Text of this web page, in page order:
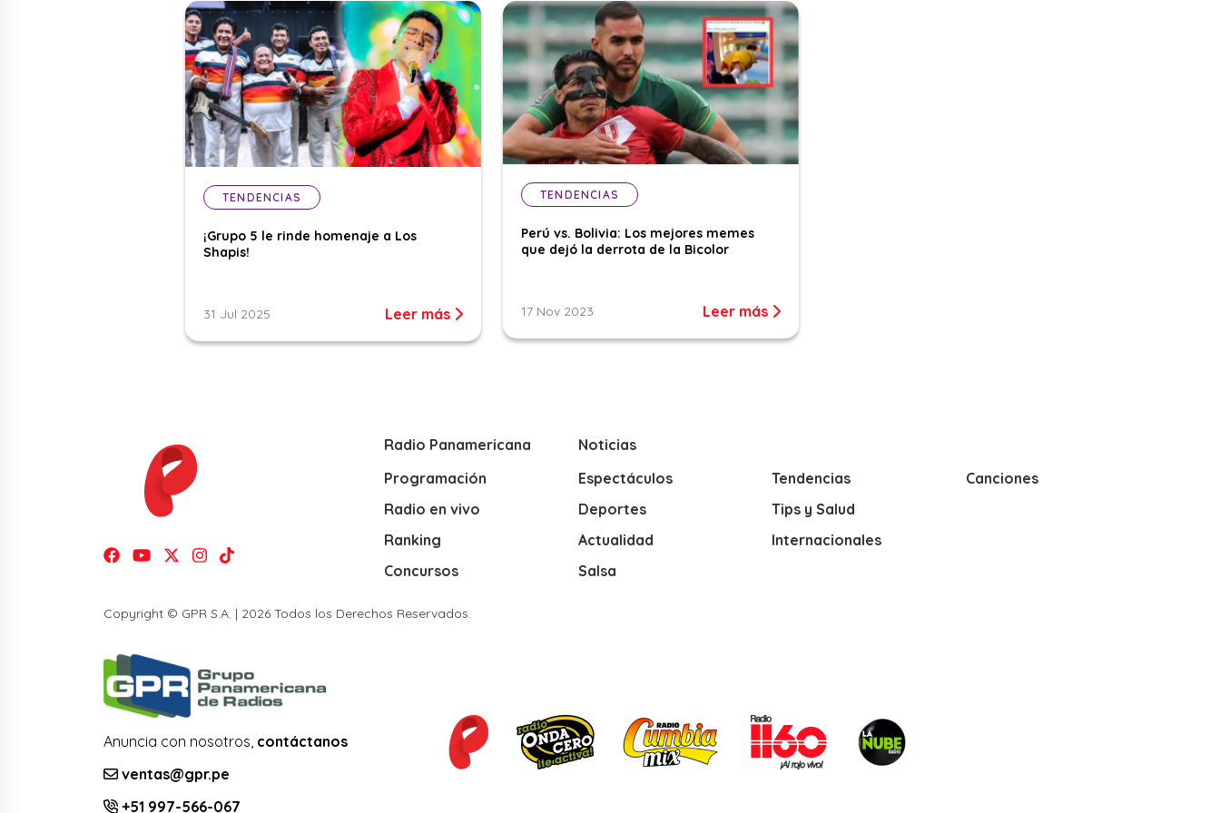
TENDENCIAS
¡Grupo 5 le rinde homenaje a Los
Shapis!
31 Jul 2025 Leer más
TENDENCIAS
Perú vs. Bolivia: Los mejores memes
que dejó la derrota de la Bicolor
17 Nov 2023 Leer más
Radio Panamericana
Programación
Radio en vivo
Ranking
Concursos
Noticias
Espectáculos
Deportes
Actualidad
Salsa
Tendencias
Tips y Salud
Internacionales
Canciones
Copyright © GPR S.A. | 2026 Todos los Derechos Reservados.
Anuncia con nosotros, contáctanos
ventas@gpr.pe
+51 997-566-067